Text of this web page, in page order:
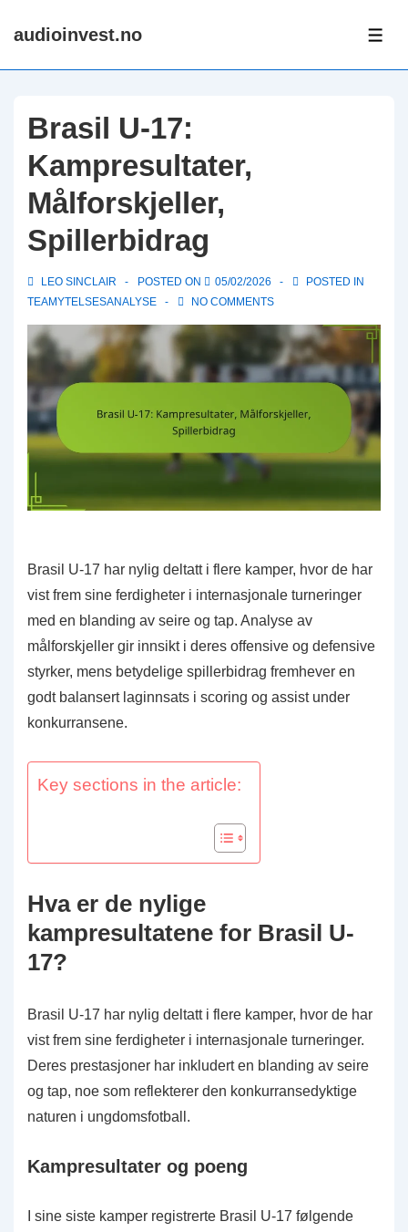
Skipaudioinvest.no
Brasil U-17:
Kampresultater,
Målforskjeller,
Spillerbidrag
LEO SINCLAIR POSTED ON 05/02/2026
POSTED IN
TEAMYTELSESANALYSE
NO COMMENTS
Brasil U-17 har nylig deltatt i flere kamper, hvor de har
vist frem sine ferdigheter i internasjonale turneringer
med en blanding av seire og tap. Analyse av
målforskjeller gir innsikt i deres offensive og defensive
styrker, mens betydelige spillerbidrag fremhever en
godt balansert laginnsats i scoring og assist under
konkurransene.
Key sections in the article:
Hva er de nylige
kampresultatene for Brasil U-
17?
Brasil U-17 har nylig deltatt i flere kamper, hvor de har
vist frem sine ferdigheter i internasjonale turneringer.
Deres prestasjoner har inkludert en blanding av seire
og tap, noe som reflekterer den konkurransedyktige
naturen i ungdomsfotball.
Kampresultater og poeng
I sine siste kamper registrerte Brasil U-17 følgende